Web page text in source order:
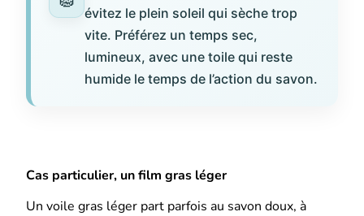
évitez le plein soleil qui sèche trop
vite. Préférez un temps sec,
lumineux, avec une toile qui reste
humide le temps de l’action du savon.
Cas particulier, un film gras léger
Un voile gras léger part parfois au savon doux, à